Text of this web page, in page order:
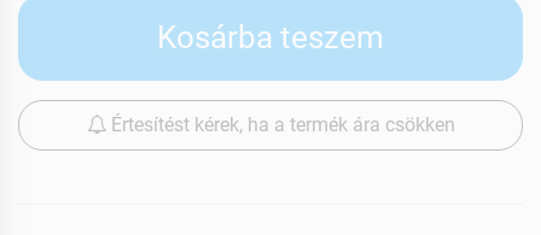
Kosárba teszem
Értesítést kérek, ha a termék ára csökken